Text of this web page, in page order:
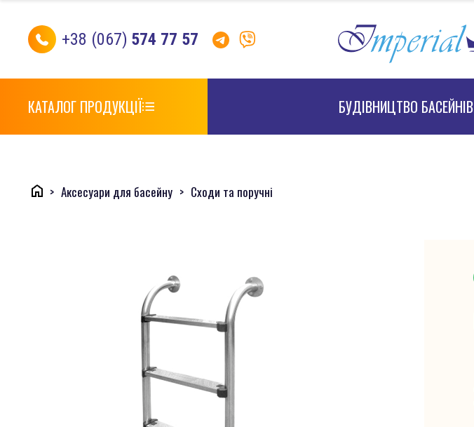
+38 (067) 574 77 57
КАТАЛОГ ПРОДУКЦІЇ БУДІВНИЦТВО БАСЕЙНІВ
Аксесуари для басейну Сходи та поручні